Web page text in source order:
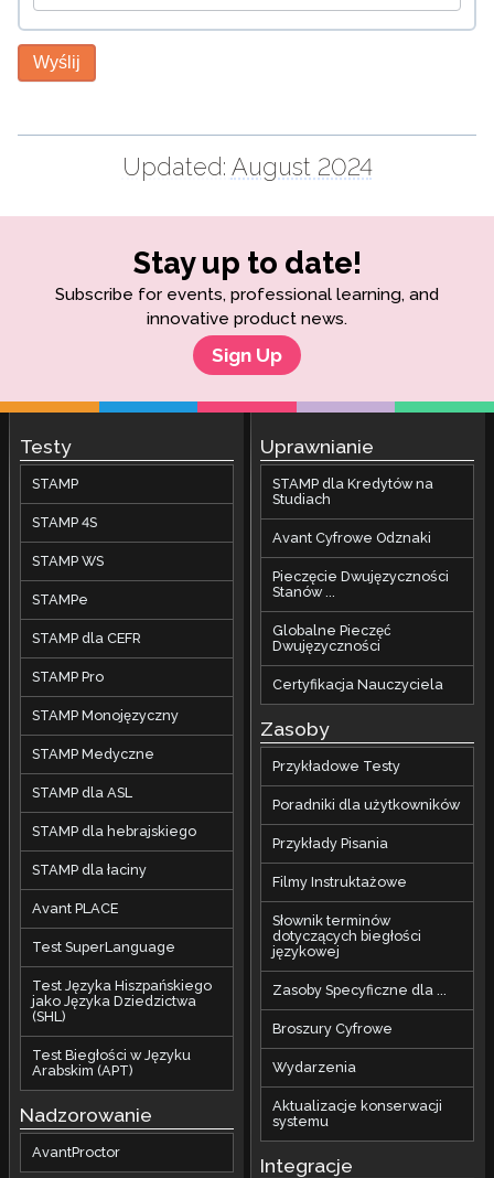
Wyślij
Updated: August 2024
Stay up to date!
Subscribe for events, professional learning, and
innovative product news.
Sign Up
Testy
STAMP
STAMP 4S
STAMP WS
STAMPe
STAMP dla CEFR
STAMP Pro
STAMP Monojęzyczny
STAMP Medyczne
STAMP dla ASL
STAMP dla hebrajskiego
STAMP dla łaciny
Avant PLACE
Test SuperLanguage
Test Języka Hiszpańskiego
jako Języka Dziedzictwa
(SHL)
Test Biegłości w Języku
Arabskim (APT)
Nadzorowanie
AvantProctor
Uprawnianie
STAMP dla Kredytów na
Studiach
Avant Cyfrowe Odznaki
Pieczęcie Dwujęzyczności
Stanów ...
Globalne Pieczęć
Dwujęzyczności
Certyfikacja Nauczyciela
Zasoby
Przykładowe Testy
Poradniki dla użytkowników
Przykłady Pisania
Filmy Instruktażowe
Słownik terminów
dotyczących biegłości
językowej
Zasoby Specyficzne dla ...
Broszury Cyfrowe
Wydarzenia
Aktualizacje konserwacji
systemu
Integracje